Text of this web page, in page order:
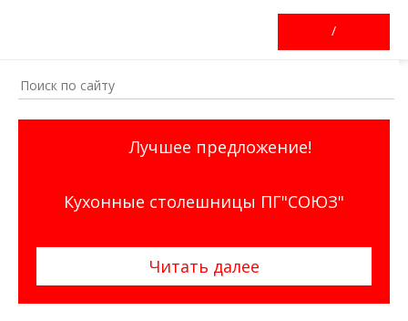
/
Лучшее предложение!
Кухонные столешницы ПГ"СОЮЗ"
Читать далее